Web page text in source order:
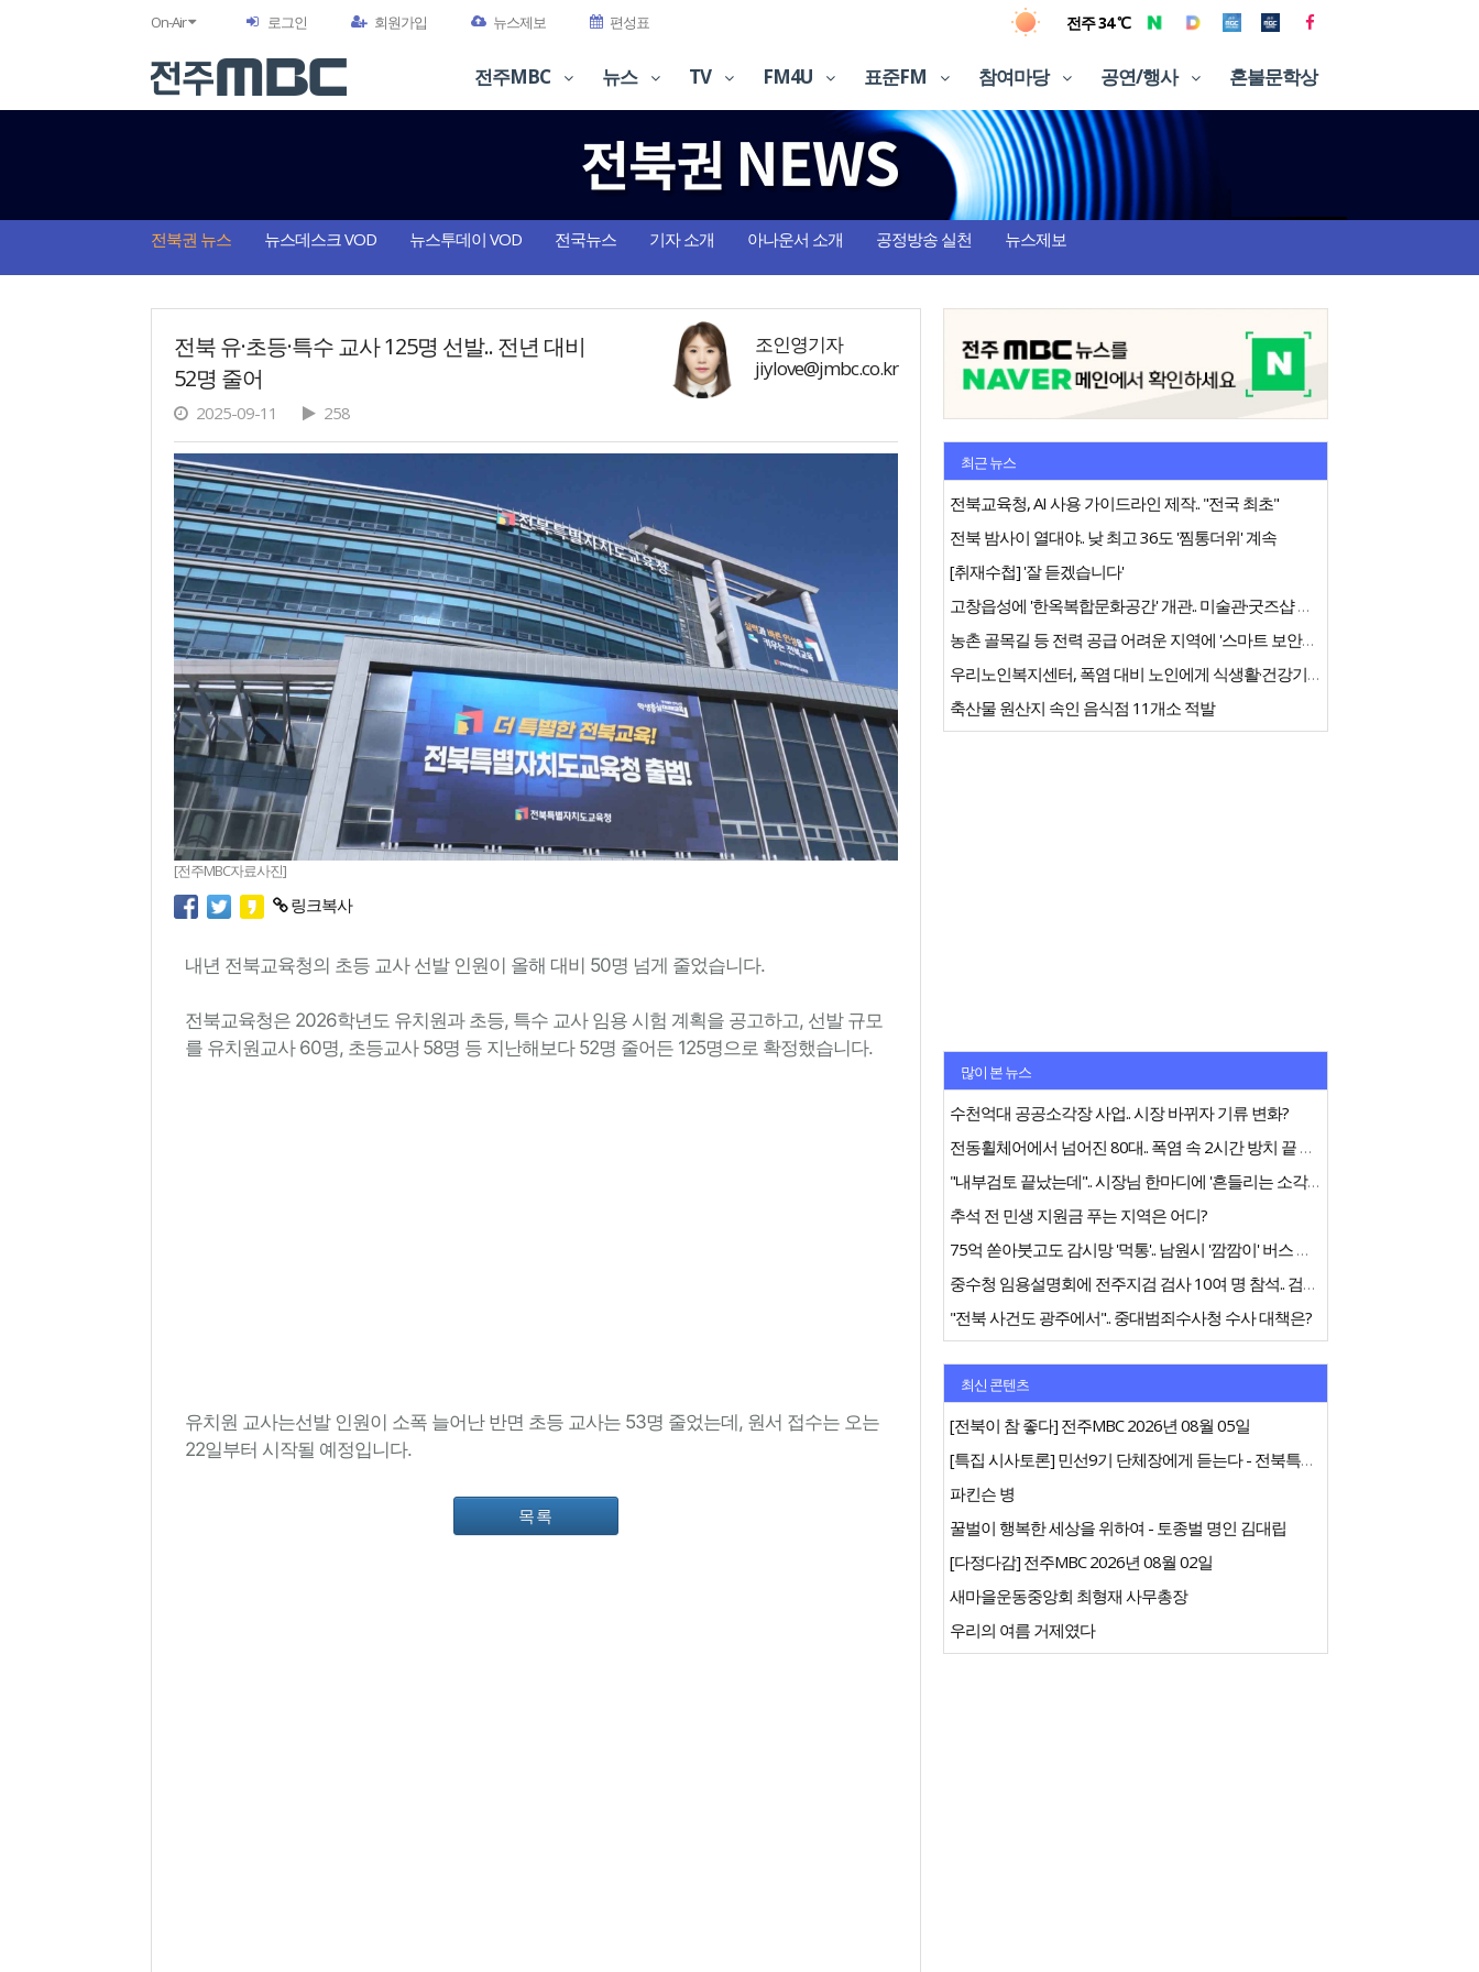
On-Air 로그인 회원가입 뉴스제보 편성표 전주 34 ℃
전주MBC 뉴스 TV FM4U 표준FM 참여마당 공연/행사 혼불문학상
전북권 뉴스 뉴스데스크 VOD 뉴스투데이 VOD 전국뉴스 기자 소개 아나운서 소개 공정방송 실천 뉴스제보
전북 유·초등·특수 교사 125명 선발.. 전년 대비
52명 줄어
2025-09-11 258
조인영기자
jiylove@jmbc.co.kr
[전주MBC자료사진]
링크복사
내년 전북교육청의 초등 교사 선발 인원이 올해 대비 50명 넘게 줄었습니다.
전북교육청은 2026학년도 유치원과 초등, 특수 교사 임용 시험 계획을 공고하고, 선발 규모
를 유치원교사 60명, 초등교사 58명 등 지난해보다 52명 줄어든 125명으로 확정했습니다.
유치원 교사는선발 인원이 소폭 늘어난 반면 초등 교사는 53명 줄었는데, 원서 접수는 오는
22일부터 시작될 예정입니다.
목록
최근 뉴스
전북교육청, AI 사용 가이드라인 제작.. "전국 최초"
전북 밤사이 열대야.. 낮 최고 36도 '찜통더위' 계속
[취재수첩] '잘 듣겠습니다'
고창읍성에 '한옥복합문화공간' 개관.. 미술관·굿즈샵 갖춰
농촌 골목길 등 전력 공급 어려운 지역에 '스마트 보안등' 도입
우리노인복지센터, 폭염 대비 노인에게 식생활·건강기능식품 긴급 지원
축산물 원산지 속인 음식점 11개소 적발
많이 본 뉴스
수천억대 공공소각장 사업.. 시장 바뀌자 기류 변화?
전동휠체어에서 넘어진 80대.. 폭염 속 2시간 방치 끝 숨져
"내부검토 끝났는데".. 시장님 한마디에 '흔들리는 소각장'
추석 전 민생 지원금 푸는 지역은 어디?
75억 쏟아붓고도 감시망 '먹통'.. 남원시 '깜깜이' 버스 행정
중수청 임용설명회에 전주지검 검사 10여 명 참석.. 검사들 '신중론'
"전북 사건도 광주에서".. 중대범죄수사청 수사 대책은?
최신 콘텐츠
[전북이 참 좋다] 전주MBC 2026년 08월 05일
[특집 시사토론] 민선9기 단체장에게 듣는다 - 전북특별자치도지사
파킨슨 병
꿀벌이 행복한 세상을 위하여 - 토종벌 명인 김대립
[다정다감] 전주MBC 2026년 08월 02일
새마을운동중앙회 최형재 사무총장
우리의 여름 거제였다